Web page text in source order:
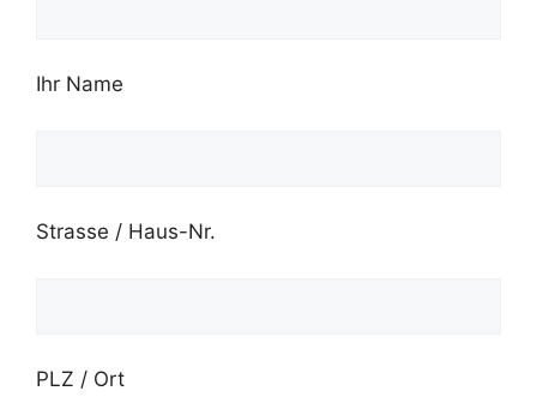
Ihr Name
Strasse / Haus-Nr.
PLZ / Ort